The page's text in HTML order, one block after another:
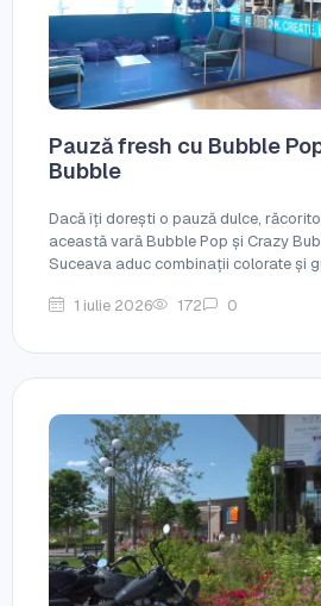
Pauză fresh cu Bubble
Bubble
Dacă îți dorești o pauză dulce,
această vară Bubble Pop și Crazy
Suceava aduc combinații colorate și
1 iulie 2026 172 0